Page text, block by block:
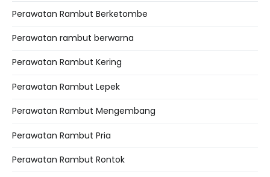
Perawatan Rambut Berketombe
Perawatan rambut berwarna
Perawatan Rambut Kering
Perawatan Rambut Lepek
Perawatan Rambut Mengembang
Perawatan Rambut Pria
Perawatan Rambut Rontok